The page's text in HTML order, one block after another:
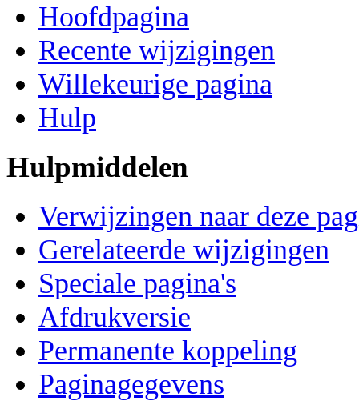
Hoofdpagina
Recente wijzigingen
Willekeurige pagina
Hulp
Hulpmiddelen
Verwijzingen naar deze
Gerelateerde wijzigingen
Speciale pagina's
Afdrukversie
Permanente koppeling
Paginagegevens